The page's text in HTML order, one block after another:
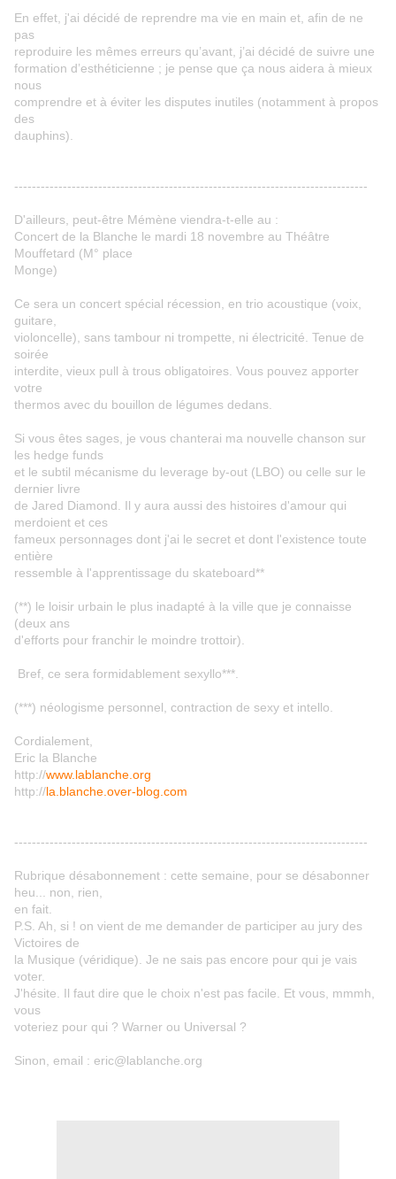
En effet, j'ai décidé de reprendre ma vie en main et, afin de ne
pas
reproduire les mêmes erreurs qu’avant, j’ai décidé de suivre une
formation d’esthéticienne ; je pense que ça nous aidera à mieux
nous
comprendre et à éviter les disputes inutiles (notamment à propos
des
dauphins).
--------------------------------------------------------------------------------
D'ailleurs, peut-être Mémène viendra-t-elle au :
Concert de la Blanche le mardi 18 novembre au Théâtre
Mouffetard (M° place
Monge)
Ce sera un concert spécial récession, en trio acoustique (voix,
guitare,
violoncelle), sans tambour ni trompette, ni électricité. Tenue de
soirée
interdite, vieux pull à trous obligatoires. Vous pouvez apporter
votre
thermos avec du bouillon de légumes dedans.
Si vous êtes sages, je vous chanterai ma nouvelle chanson sur
les hedge funds
et le subtil mécanisme du leverage by-out (LBO) ou celle sur le
dernier livre
de Jared Diamond. Il y aura aussi des histoires d'amour qui
merdoient et ces
fameux personnages dont j'ai le secret et dont l'existence toute
entière
ressemble à l'apprentissage du skateboard**
(**) le loisir urbain le plus inadapté à la ville que je connaisse
(deux ans
d'efforts pour franchir le moindre trottoir).
Bref, ce sera formidablement sexyllo***.
(***) néologisme personnel, contraction de sexy et intello.
Cordialement,
Eric la Blanche
http://www.lablanche.org
http://la.blanche.over-blog.com
--------------------------------------------------------------------------------
Rubrique désabonnement : cette semaine, pour se désabonner
heu... non, rien,
en fait.
P.S. Ah, si ! on vient de me demander de participer au jury des
Victoires de
la Musique (véridique). Je ne sais pas encore pour qui je vais
voter.
J'hésite. Il faut dire que le choix n'est pas facile. Et vous, mmmh,
vous
voteriez pour qui ? Warner ou Universal ?
Sinon, email : eric@lablanche.org